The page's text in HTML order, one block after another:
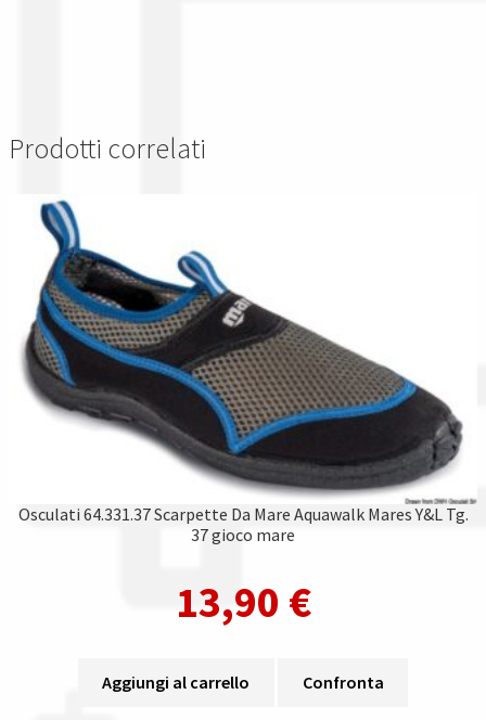
Prodotti correlati
Osculati 64.331.37 Scarpette Da Mare Aquawalk Mares Y&L Tg.
37 gioco mare
13,90 €
Aggiungi al carrello Confronta